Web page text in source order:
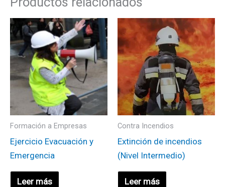
Formación a Empresas
Ejercicio Evacuación y
Emergencia
Leer más
Contra Incendios
Extinción de incendios
(Nivel Intermedio)
Leer más